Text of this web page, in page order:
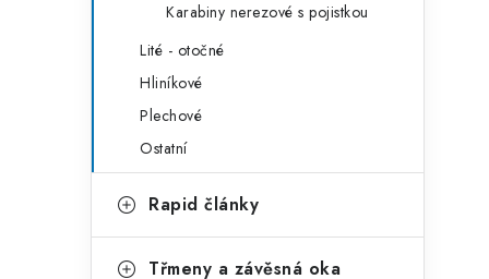
Karabiny nerezové s pojistkou
Lité - otočné
Hliníkové
Plechové
Ostatní
Rapid články
Třmeny a závěsná oka